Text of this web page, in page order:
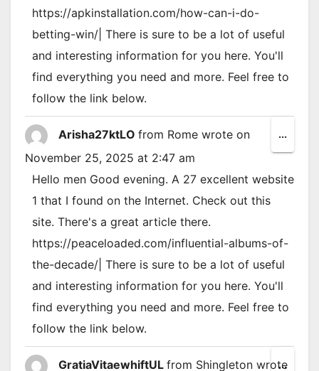
https://apkinstallation.com/how-can-i-do-
betting-win/| There is sure to be a lot of useful
and interesting information for you here. You'll
find everything you need and more. Feel free to
follow the link below.
Arisha27ktLO from Rome wrote on
November 25, 2025 at 2:47 am
Hello men Good evening. A 27 excellent website
1 that I found on the Internet. Check out this
site. There's a great article there.
https://peaceloaded.com/influential-albums-of-
the-decade/| There is sure to be a lot of useful
and interesting information for you here. You'll
find everything you need and more. Feel free to
follow the link below.
...
this
GratiaVitaewhiftUL from Shingleton wrote
...Toggle